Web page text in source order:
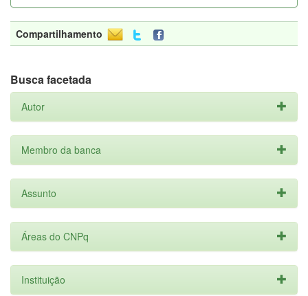
Compartilhamento
Busca facetada
Autor
Membro da banca
Assunto
Áreas do CNPq
Instituição